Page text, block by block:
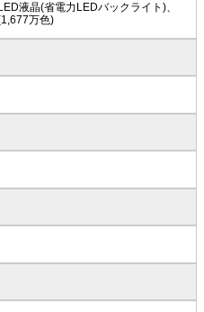
液晶(省電力LEDバックライト)、
万色)